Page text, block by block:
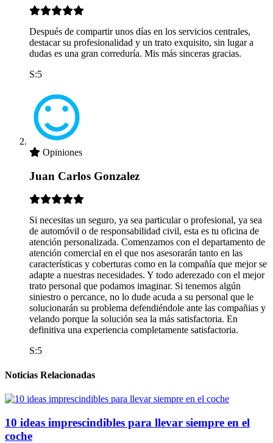
Después de compartir unos días en los servicios centrales,
destacar su profesionalidad y un trato exquisito, sin lugar a
dudas es una gran correduría. Mis más sinceras gracias.
S:5
Opiniones
Juan Carlos Gonzalez
Si necesitas un seguro, ya sea particular o profesional, ya sea
de automóvil o de responsabilidad civil, esta es tu oficina de
atención personalizada. Comenzamos con el departamento de
atención comercial en el que nos asesorarán tanto en las
características y coberturas como en la compañía que mejor se
adapte a nuestras necesidades. Y todo aderezado con el mejor
trato personal que podamos imaginar. Si tenemos algún
siniestro o percance, no lo dude acuda a su personal que le
solucionarán su problema defendiéndole ante las compañias y
velando porque la solución sea la más satisfactoria. En
definitiva una experiencia completamente satisfactoria.
S:5
Noticias Relacionadas
10 ideas imprescindibles para llevar siempre en el
coche